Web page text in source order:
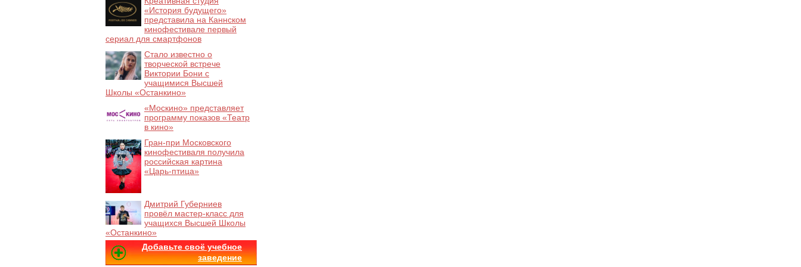
«История будущего»
представила на Каннском
кинофестивале первый
сериал для смартфонов
Стало известно о
творческой встрече
Виктории Бони с
учащимися Высшей
Школы «Останкино»
«Москино» представляет
программу показов «Театр
в кино»
Гран-при Московского
кинофестиваля получила
российская картина
«Царь-птица»
Дмитрий Губерниев
провёл мастер-класс для
учащихся Высшей Школы
«Останкино»
Добавьте своё учебное
заведение